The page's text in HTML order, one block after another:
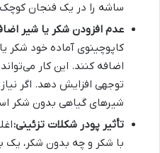
ساشه را در یک فنجان
عدم افزودن شکر یا شیر
کاپوچینوی آماده خود
اضافه کنند. این کار
توجهی افزایش دهد. اگر نیاز
شیرهای گیاهی بدون شکر
تأثیر پودر شکلات تزئینی:
با شکر و چه بدون شکر، یک